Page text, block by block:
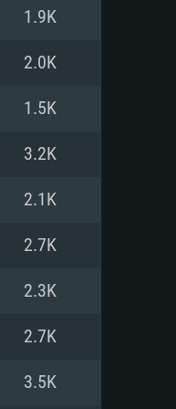
RX 570
com
1.9K
2.0K
1.5K
3.2K
2.1K
2.7K
2.3K
2.7K
3.5K